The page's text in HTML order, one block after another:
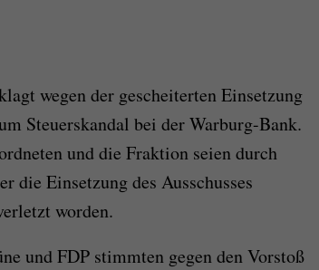
wegen der gescheiterten Einsetzung
Steuerskandal bei der Warburg-Bank.
und die Fraktion seien durch
die Einsetzung des Ausschusses
worden.
und FDP stimmten gegen den Vorstoß